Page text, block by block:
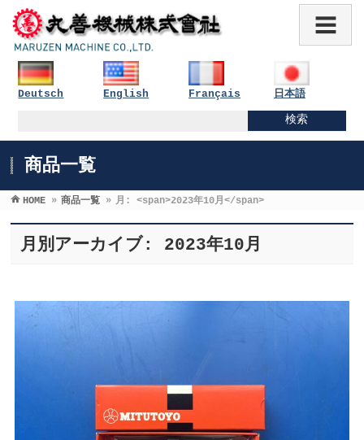
Deutsch English Français 日本語
商品一覧
HOME » 商品一覧 » 月: <span>2023年10月</span>
月別アーカイブ: 2023年10月